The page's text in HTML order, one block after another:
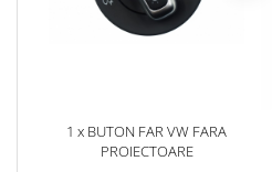
Pompa Spalator Parbriz
Marcaje si Echipamente de
1 x BUTON FAR VW FARA
PROIECTOARE